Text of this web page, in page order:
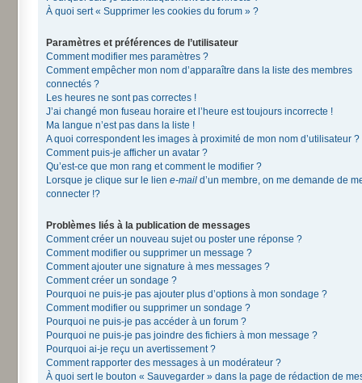
À quoi sert « Supprimer les cookies du forum » ?
Paramètres et préférences de l’utilisateur
Comment modifier mes paramètres ?
Comment empêcher mon nom d’apparaître dans la liste des membres
connectés ?
Les heures ne sont pas correctes !
J’ai changé mon fuseau horaire et l’heure est toujours incorrecte !
Ma langue n’est pas dans la liste !
A quoi correspondent les images à proximité de mon nom d’utilisateur ?
Comment puis-je afficher un avatar ?
Qu’est-ce que mon rang et comment le modifier ?
Lorsque je clique sur le lien e-mail d’un membre, on me demande de
connecter !?
Problèmes liés à la publication de messages
Comment créer un nouveau sujet ou poster une réponse ?
Comment modifier ou supprimer un message ?
Comment ajouter une signature à mes messages ?
Comment créer un sondage ?
Pourquoi ne puis-je pas ajouter plus d’options à mon sondage ?
Comment modifier ou supprimer un sondage ?
Pourquoi ne puis-je pas accéder à un forum ?
Pourquoi ne puis-je pas joindre des fichiers à mon message ?
Pourquoi ai-je reçu un avertissement ?
Comment rapporter des messages à un modérateur ?
À quoi sert le bouton « Sauvegarder » dans la page de rédaction de